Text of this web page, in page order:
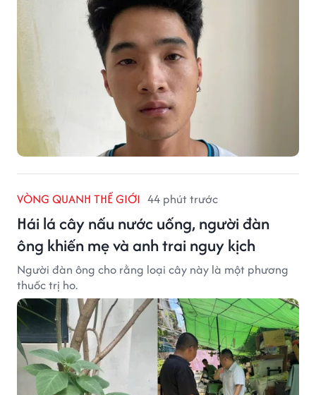
VÒNG QUANH THẾ GIỚI 44 phút trước
Hái lá cây nấu nước uống, người đàn
ông khiến mẹ và anh trai nguy kịch
Người đàn ông cho rằng loại cây này là một phương
thuốc trị ho.